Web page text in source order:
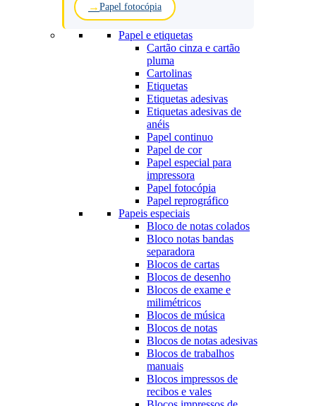
Papel fotocópia
Papel e etiquetas
Cartão cinza e cartão
pluma
Cartolinas
Etiquetas
Etiquetas adesivas
Etiquetas adesivas de
anéis
Papel continuo
Papel de cor
Papel especial para
impressora
Papel fotocópia
Papel reprográfico
Papeis especiais
Bloco de notas colados
Bloco notas bandas
separadora
Blocos de cartas
Blocos de desenho
Blocos de exame e
milimétricos
Blocos de música
Blocos de notas
Blocos de notas adesivas
Blocos de trabalhos
manuais
Blocos impressos de
recibos e vales